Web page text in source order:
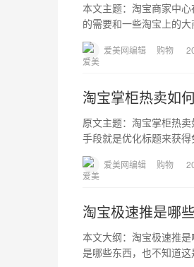
本文主题：淘宝商家中
的需要和一些淘宝上的
爱美网编辑 购物
淘宝掌柜热卖如
原文主题：淘宝掌柜热
手段就是优化标题来获
爱美网编辑 购物
淘宝极速推是哪
本文大纲：淘宝极速推
是哪些东西，也不知道